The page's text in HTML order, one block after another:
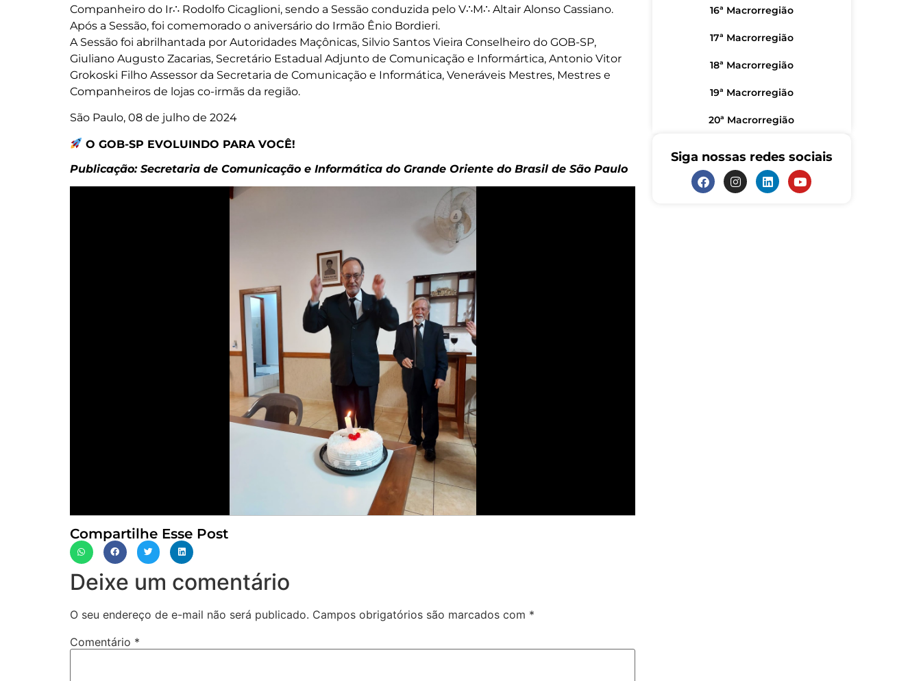
Companheiro do Ir∴ Rodolfo Cicaglioni, sendo a Sessão conduzida pelo V∴M∴ Altair Alonso Cassiano.
Após a Sessão, foi comemorado o aniversário do Irmão Ênio Bordieri.
A Sessão foi abrilhantada por Autoridades Maçônicas, Silvio Santos Vieira Conselheiro do GOB-SP,
Giuliano Augusto Zacarias, Secretário Estadual Adjunto de Comunicação e Informártica, Antonio Vitor
Grokoski Filho Assessor da Secretaria de Comunicação e Informática, Veneráveis Mestres, Mestres e
Companheiros de lojas co-irmãs da região.
São Paulo, 08 de julho de 2024
O GOB-SP EVOLUINDO PARA VOCÊ!
Publicação: Secretaria de Comunicação e Informática do Grande Oriente do Brasil de São Paulo
Compartilhe Esse Post
Deixe um comentário
O seu endereço de e-mail não será publicado. Campos obrigatórios são marcados com *
Comentário *
16ª Macrorregião
17ª Macrorregião
18ª Macrorregião
19ª Macrorregião
20ª Macrorregião
Siga nossas redes sociais